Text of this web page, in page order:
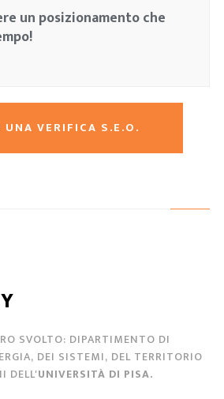
un posizionamento che
UNA VERIFICA S.E.O.
SVOLTO: DIPARTIMENTO DI
DEI SISTEMI, DEL TERRITORIO
DELL'UNIVERSITÀ DI PISA.